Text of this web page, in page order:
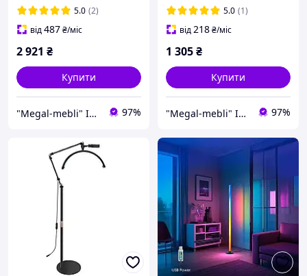
5.0 (2)
від487₴/міс
2 921 ₴
Купити
"Megal-mebli" Інтернет-магазин меблів та товарів для дому 97%
5.0 (1)
від218₴/міс
1 305₴
Купити
"Megal-mebli" Інтернет-магазин меблів та товарів для дому 97%